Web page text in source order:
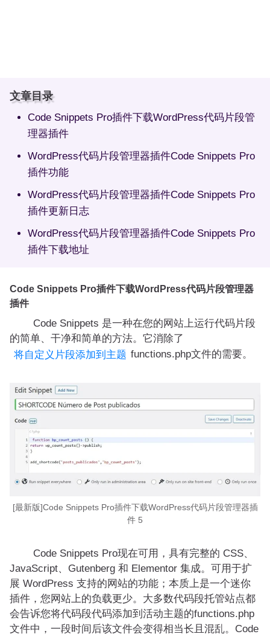
文章目录
Code Snippets Pro插件下载WordPress代码片段管
理器插件
WordPress代码片段管理器插件Code Snippets Pro
插件功能
WordPress代码片段管理器插件Code Snippets Pro
插件更新日志
WordPress代码片段管理器插件Code Snippets Pro
插件下载地址
Code Snippets Pro插件下载WordPress代码片段管理器
插件
Code Snippets 是一种在您的网站上运行代码片段
的简单、干净和简单的方法。它消除了
将自定义片段添加到主题 functions.php文件的需要。
[最新版]Code Snippets Pro插件下载WordPress代码片段管理器插
件 5
Code Snippets Pro现在可用，具有完整的 CSS、
JavaScript、Gutenberg 和 Elementor 集成。可用于扩
展 WordPress 支持的网站的功能；本质上是一个迷你
插件，您网站上的负载更少。大多数代码段托管站点都
会告诉您将代码段代码添加到活动主题的functions.php
文件中，一段时间后该文件会变得相当长且混乱。Code